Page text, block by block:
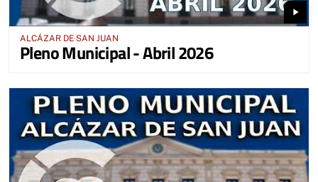
play_arrow
ALCÁZAR DE SAN JUAN
Pleno Municipal - Abril 2026